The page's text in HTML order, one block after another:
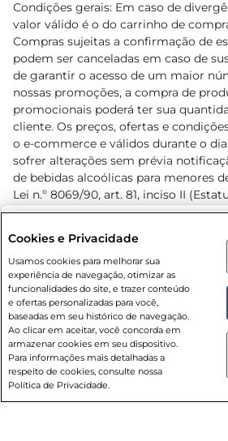
Rio de Janeiro (RJ) Goiás (GO)
Ou
Caso queira comprar online, informe
suas compras:
Entrega em casa
Condições gerais: Em caso de
valor válido é o do carrinho de
Compras sujeitas a confirmação de
podem ser canceladas em caso de
de garantir o acesso de um maior
nossas promoções, a compra de
promocionais poderá ter sua
cliente. Os preços, ofertas e
o e-commerce e válidos durante o
sofrer alterações sem prévia
de bebidas alcoólicas para menores
Lei n.º 8069/90, art. 81, inciso II
Adolescente). Preços e condições
prévio. O valor mínimo para as
80,00.
© 2026 Copyright. Todos
reservados
Cookies e Privacidade
Usamos cookies para melhorar sua
experiência de navegação, otimizar as
funcionalidades do site, e trazer conteúdo
e ofertas personalizadas para você,
baseadas em seu histórico de navegação.
Ao clicar em aceitar, você concorda em
armazenar cookies em seu dispositivo.
Para informações mais detalhadas a
respeito de cookies, consulte nossa
Política de Privacidade.